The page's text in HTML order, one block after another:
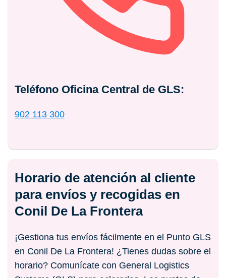
Teléfono Oficina Central de GLS:
902 113 300
Horario de atención al cliente
para envíos y recogidas en
Conil De La Frontera
¡Gestiona tus envíos fácilmente en el Punto GLS
en Conil De La Frontera! ¿Tienes dudas sobre el
horario? Comunícate con General Logistics